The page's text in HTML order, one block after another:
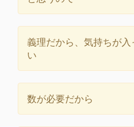
義理だから、気持ちが
い
数が必要だから